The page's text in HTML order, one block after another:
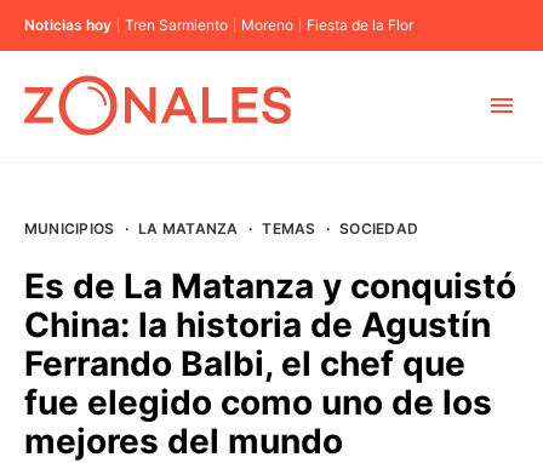
Noticias hoy Tren Sarmiento Moreno Fiesta de la Flor
BUENOS AIRES
PROVINCIAS
MUNICIPIOS · LA MATANZA · TEMAS · SOCIEDAD
Es de La Matanza y conquistó
China: la historia de Agustín
Ferrando Balbi, el chef que
fue elegido como uno de los
mejores del mundo